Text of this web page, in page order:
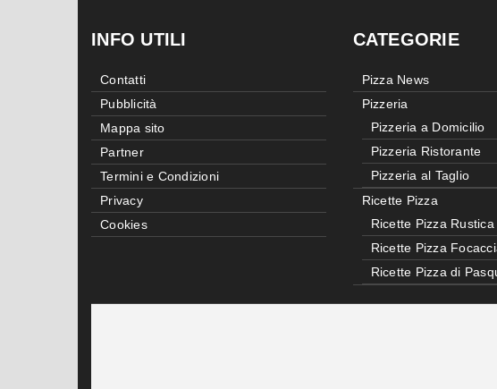
INFO UTILI
Contatti
Pubblicità
Mappa sito
Partner
Termini e Condizioni
Privacy
Cookies
CATEGORIE
Pizza News
Pizzeria
Pizzeria a Domicilio
Pizzeria Ristorante
Pizzeria al Taglio
Ricette Pizza
Ricette Pizza Rustica
Ricette Pizza
Ricette Pizza di